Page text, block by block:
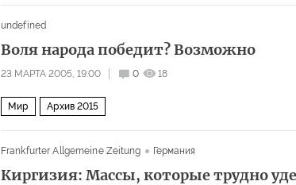
undefined
Воля народа победит? Возможно
23 МАРТА 2005, 19:00 0 18
Мир Архив 2015
Frankfurter Allgemeine Zeitung Германия
Киргизия: Массы, которые трудно